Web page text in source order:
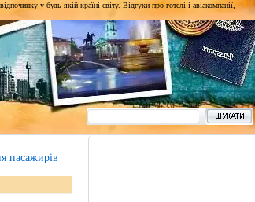
у будь-якій країні світу. Відгуки про готелі і авіакомпанії,
пасажирів